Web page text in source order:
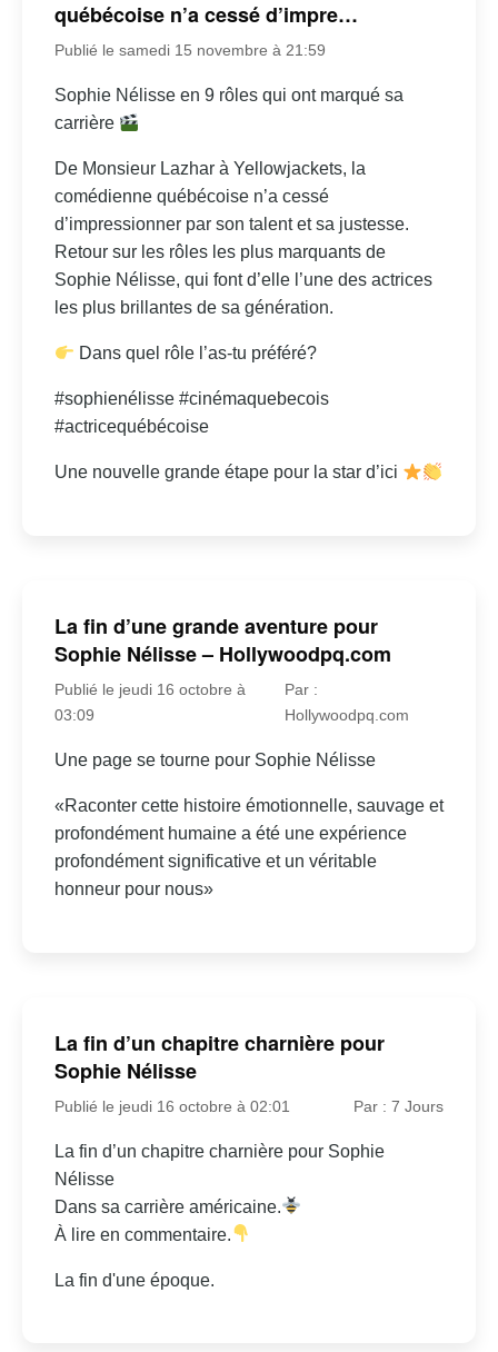
québécoise n’a cessé d’impre…
Publié le samedi 15 novembre à 21:59
Sophie Nélisse en 9 rôles qui ont marqué sa
carrière
De Monsieur Lazhar à Yellowjackets, la
comédienne québécoise n’a cessé
d’impressionner par son talent et sa justesse.
Retour sur les rôles les plus marquants de
Sophie Nélisse, qui font d’elle l’une des actrices
les plus brillantes de sa génération.
Dans quel rôle l’as-tu préféré?
#sophienélisse #cinémaquebecois
#actricequébécoise
Une nouvelle grande étape pour la star d’ici
La fin d’une grande aventure pour
Sophie Nélisse – Hollywoodpq.com
Publié le jeudi 16 octobre à
03:09
Par :
Hollywoodpq.com
Une page se tourne pour Sophie Nélisse
«Raconter cette histoire émotionnelle, sauvage et
profondément humaine a été une expérience
profondément significative et un véritable
honneur pour nous»
La fin d’un chapitre charnière pour
Sophie Nélisse
Publié le jeudi 16 octobre à 02:01 Par : 7 Jours
La fin d’un chapitre charnière pour Sophie
Nélisse
Dans sa carrière américaine.
À lire en commentaire.
La fin d'une époque.